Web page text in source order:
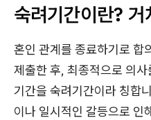
숙려기간이란?
혼인 관계를 종료하기로 합
제출한 후, 최종적으로 의
기간을 숙려기간이라 칭합
이나 일시적인 갈등으로 인